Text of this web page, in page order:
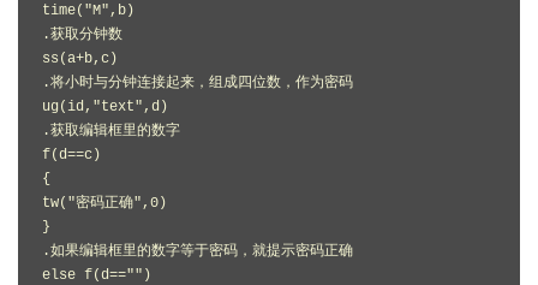
time("M",b)
.获取分钟数
ss(a+b,c)
.将小时与分钟连接起来，组成四位数，作为密码
ug(id,"text",d)
.获取编辑框里的数字
f(d==c)
{
tw("密码正确",0)
}
.如果编辑框里的数字等于密码，就提示密码正确
else f(d=="")